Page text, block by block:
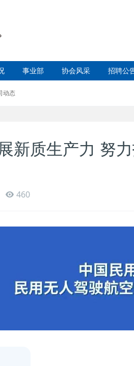
事业部 协会风采 招聘公
动态
新质生产力 努
460